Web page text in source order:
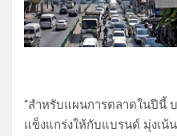
“สำหรับแผนการตลาดในปีนี้
แข็งแกร่งให้กับแบรนด์ มุ่งเน้